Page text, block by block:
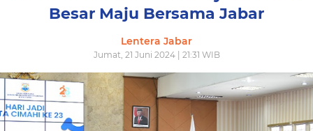
Besar Maju Bersama Jabar
Lentera Jabar
Jumat, 21 Juni 2024 | 21:31 WIB